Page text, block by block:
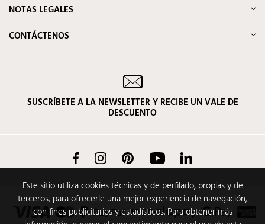
Este sitio utiliza cookies técnicas y de perfilado, propias y de
terceros, para ofrecerle una mejor experiencia de navegación,
con fines publicitarios y estadísticos. Para obtener más
NOTAS LEGALES
CONTÁCTENOS
SUSCRÍBETE A LA NEWSLETTER Y RECIBE UN VALE DE
DESCUENTO
FacebookInstagram Pinterest YouTube